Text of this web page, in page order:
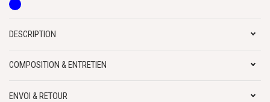
DESCRIPTION
COMPOSITION & ENTRETIEN
ENVOI & RETOUR